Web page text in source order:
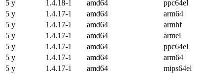
5 y 1.4.18-1 amd64
ppc64el
5 y
1.4.17-1 amd64
arm64
5 y
1.4.17-1 amd64
armhf
5 y
1.4.17-1 amd64
armel
5 y
1.4.17-1 amd64
ppc64el
5 y
1.4.17-1 amd64
arm64
5 y
1.4.17-1 amd64
mips64el